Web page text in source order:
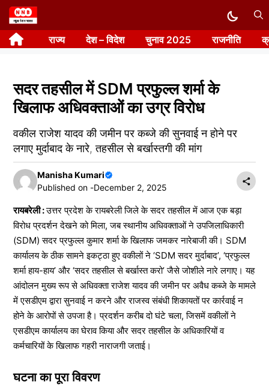
Skip
to
content राज्य देश – विदेश चुनाव 2025 राजनीति
सदर तहसील में SDM प्रफुल्ल शर्मा के
खिलाफ अधिवक्ताओं का उग्र विरोध
वकील राजेश यादव की जमीन पर कब्जे की सुनवाई न होने पर
लगाए मुर्दाबाद के नारे, तहसील से बर्खास्तगी की मांग
Manisha Kumari
Published on -December 2, 2025
रायबरेली :उत्तर प्रदेश के रायबरेली जिले के सदर तहसील में आज एक बड़ा
विरोध प्रदर्शन देखने को मिला, जब स्थानीय अधिवक्ताओं ने उपजिलाधिकारी
(SDM) सदर प्रफुल्ल कुमार शर्मा के खिलाफ जमकर नारेबाजी की। SDM
कार्यालय के ठीक सामने इकट्ठा हुए वकीलों ने ‘SDM सदर मुर्दाबाद’, ‘प्रफुल्ल
शर्मा हाय-हाय’ और ‘सदर तहसील से बर्खास्त करो’ जैसे जोशीले नारे लगाए। यह
आंदोलन मुख्य रूप से अधिवक्ता राजेश यादव की जमीन पर अवैध कब्जे के मामले
में एसडीएम द्वारा सुनवाई न करने और राजस्व संबंधी शिकायतों पर कार्रवाई न
होने के आरोपों से उपजा है। प्रदर्शन करीब दो घंटे चला, जिसमें वकीलों ने
एसडीएम कार्यालय का घेराव किया और सदर तहसील के अधिकारियों व
कर्मचारियों के खिलाफ गहरी नाराजगी जताई।
घटना का पूरा विवरण